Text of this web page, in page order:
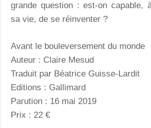
grande question : est-on capable,
sa vie, de se réinventer ?
Avant le bouleversement du monde
Auteur : Claire Mesud
Traduit par Béatrice Guisse-Lardit
Editions : Gallimard
Parution : 16 mai 2019
Prix : 22 €